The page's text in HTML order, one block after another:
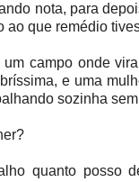
nota, para
ao que remédio
campo onde
e uma
sozinha
quanto posso